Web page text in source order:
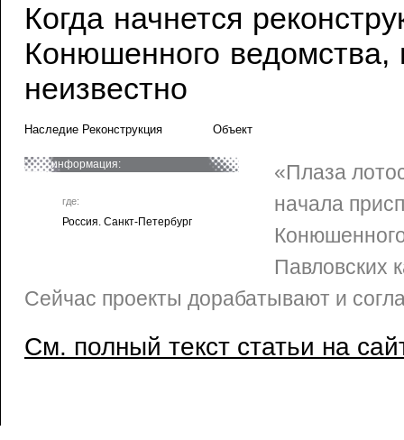
Когда начнется
Конюшенного ведомства,
неизвестно
Наследие Реконструкция Объект
информация:
где:
Россия. Санкт-Петербург
«Плаза
начала
Павловских
Сейчас проекты дорабатывают и
См. полный текст статьи на